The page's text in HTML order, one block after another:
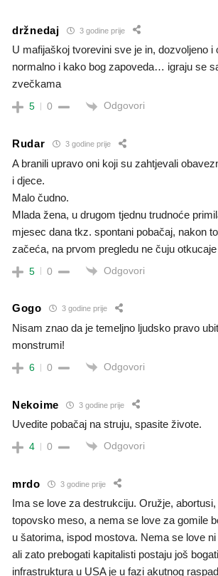
držnedaj 3 godine prije
U mafijaškoj tvorevini sve je in, dozvoljeno i
normalno i kako bog zapoveda… igraju se
zvečkama
5 0 Odgovori
Rudar 3 godine prije
A branili upravo oni koji su zahtjevali
i djece.
Malo čudno.
Mlada žena, u drugom tjednu trudnoće
mjesec dana tkz. spontani pobačaj, nakon
začeća, na prvom pregledu ne čuju
5 0 Odgovori
Gogo 3 godine prije
Nisam znao da je temeljno ljudsko pravo
monstrumi!
6 0 Odgovori
Nekoime 3 godine prije
Uvedite pobačaj na struju, spasite živote.
4 0 Odgovori
mrdo 3 godine prije
Ima se love za destrukciju. Oružje,
topovsko meso, a nema se love za gomile
u šatorima, ispod mostova. Nema se love
ali zato prebogati kapitalisti postaju još
infrastruktura u USA je u fazi akutnog